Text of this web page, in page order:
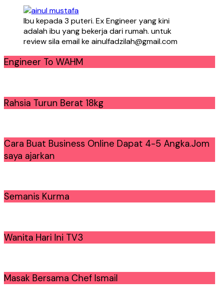
Ibu kepada 3 puteri. Ex Engineer yang kini
adalah ibu yang bekerja dari rumah. untuk
review sila email ke ainulfadzilah@gmail.com
Engineer To WAHM
Rahsia Turun Berat 18kg
Cara Buat Business Online Dapat 4-5 Angka.Jom
saya ajarkan
Semanis Kurma
Wanita Hari Ini TV3
Masak Bersama Chef Ismail